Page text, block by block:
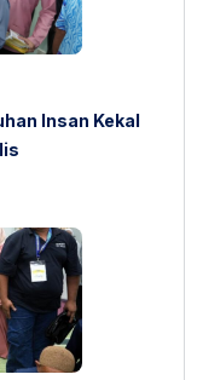
Insan Kekal